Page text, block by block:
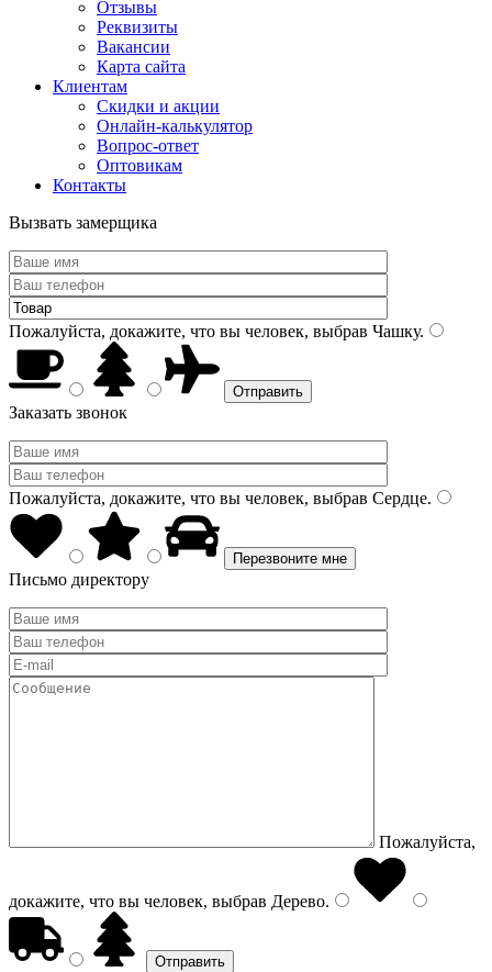
Отзывы
Реквизиты
Вакансии
Карта сайта
Клиентам
Скидки и акции
Онлайн-калькулятор
Вопрос-ответ
Оптовикам
Контакты
Вызвать замерщика
Пожалуйста, докажите, что вы человек, выбрав Чашку.
Заказать звонок
Пожалуйста, докажите, что вы человек, выбрав Сердце.
Письмо директору
Пожалуйста,
докажите, что вы человек, выбрав Дерево.